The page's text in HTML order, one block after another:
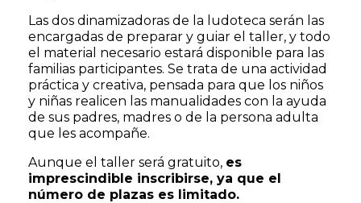
Las dos dinamizadoras de la ludoteca serán las
encargadas de preparar y guiar el taller, y todo
el material necesario estará disponible para las
familias participantes. Se trata de una actividad
práctica y creativa, pensada para que los niños
y niñas realicen las manualidades con la ayuda
de sus padres, madres o de la persona adulta
que les acompañe.
Aunque el taller será gratuito, es
imprescindible inscribirse, ya que el
número de plazas es limitado.